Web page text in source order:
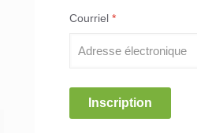
Courriel *
Inscription